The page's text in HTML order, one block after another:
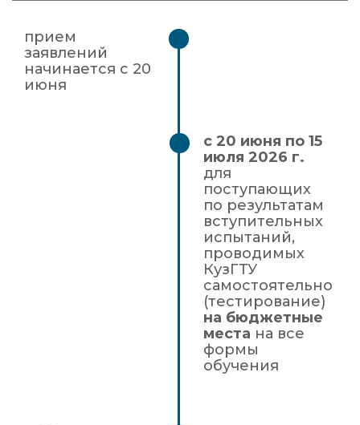
прием
заявлений
начинается с 20
июня
с 20 июня по 15
июля 2026 г.
для
поступающих
по результатам
вступительных
испытаний,
проводимых
КузГТУ
самостоятельно
(тестирование)
на бюджетные
места на все
формы
обучения